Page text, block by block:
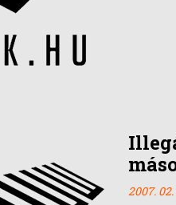
2007. 02.